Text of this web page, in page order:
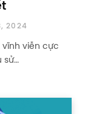
2024
vĩnh viễn cực
sử…